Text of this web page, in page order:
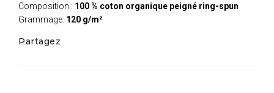
Composition : 100 % coton organique peigné ring-spun
Grammage: 120 g/m²
Partagez